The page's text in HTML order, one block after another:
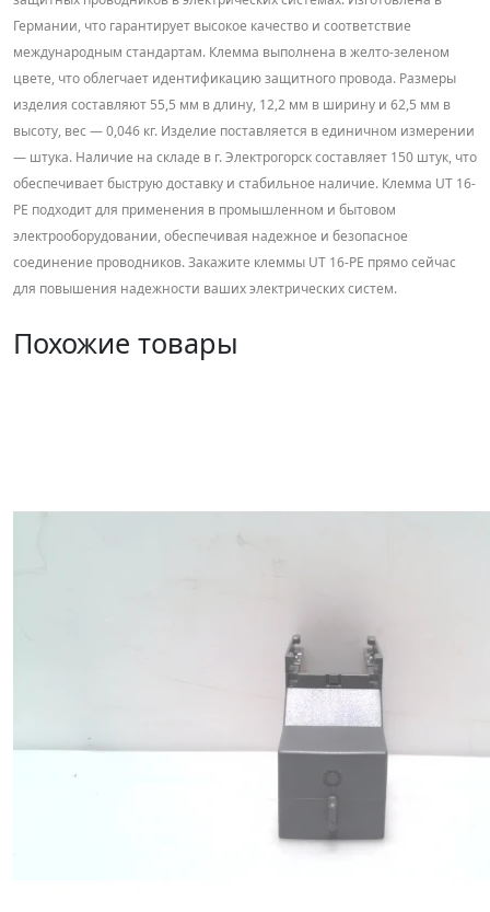
Германии, что гарантирует высокое качество и соответствие
международным стандартам. Клемма выполнена в желто-зеленом
цвете, что облегчает идентификацию защитного провода. Размеры
изделия составляют 55,5 мм в длину, 12,2 мм в ширину и 62,5 мм в
высоту, вес — 0,046 кг. Изделие поставляется в единичном измерении
— штука. Наличие на складе в г. Электрогорск составляет 150 штук, что
обеспечивает быструю доставку и стабильное наличие. Клемма UT 16-
PE подходит для применения в промышленном и бытовом
электрооборудовании, обеспечивая надежное и безопасное
соединение проводников. Закажите клеммы UT 16-PE прямо сейчас
для повышения надежности ваших электрических систем.
Похожие товары